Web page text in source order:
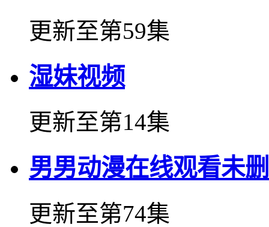
更新至第59集
湿妹视频
更新至第14集
男男动漫在线观看未
更新至第74集